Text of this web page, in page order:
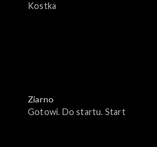
Kostka
Ziarno
Gotowi. Do startu. Start